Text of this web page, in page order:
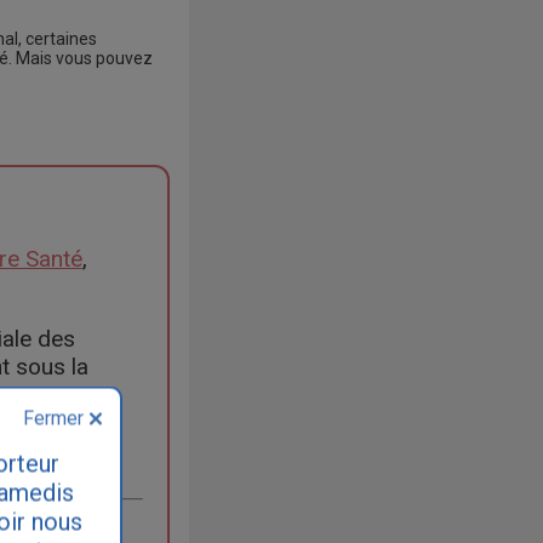
certaines
Mais vous pouvez
Santé,
des
sous la
nous
Fermer